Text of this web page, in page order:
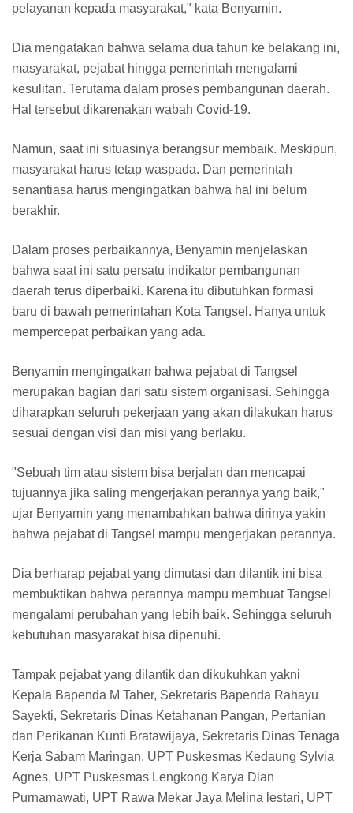
pelayanan kepada masyarakat," kata Benyamin.
Dia mengatakan bahwa selama dua tahun ke belakang ini,
masyarakat, pejabat hingga pemerintah mengalami
kesulitan. Terutama dalam proses pembangunan daerah.
Hal tersebut dikarenakan wabah Covid-19.
Namun, saat ini situasinya berangsur membaik. Meskipun,
masyarakat harus tetap waspada. Dan pemerintah
senantiasa harus mengingatkan bahwa hal ini belum
berakhir.
Dalam proses perbaikannya, Benyamin menjelaskan
bahwa saat ini satu persatu indikator pembangunan
daerah terus diperbaiki. Karena itu dibutuhkan formasi
baru di bawah pemerintahan Kota Tangsel. Hanya untuk
mempercepat perbaikan yang ada.
Benyamin mengingatkan bahwa pejabat di Tangsel
merupakan bagian dari satu sistem organisasi. Sehingga
diharapkan seluruh pekerjaan yang akan dilakukan harus
sesuai dengan visi dan misi yang berlaku.
"Sebuah tim atau sistem bisa berjalan dan mencapai
tujuannya jika saling mengerjakan perannya yang baik,"
ujar Benyamin yang menambahkan bahwa dirinya yakin
bahwa pejabat di Tangsel mampu mengerjakan perannya.
Dia berharap pejabat yang dimutasi dan dilantik ini bisa
membuktikan bahwa perannya mampu membuat Tangsel
mengalami perubahan yang lebih baik. Sehingga seluruh
kebutuhan masyarakat bisa dipenuhi.
Tampak pejabat yang dilantik dan dikukuhkan yakni
Kepala Bapenda M Taher, Sekretaris Bapenda Rahayu
Sayekti, Sekretaris Dinas Ketahanan Pangan, Pertanian
dan Perikanan Kunti Bratawijaya, Sekretaris Dinas Tenaga
Kerja Sabam Maringan, UPT Puskesmas Kedaung Sylvia
Agnes, UPT Puskesmas Lengkong Karya Dian
Purnamawati, UPT Rawa Mekar Jaya Melina lestari, UPT